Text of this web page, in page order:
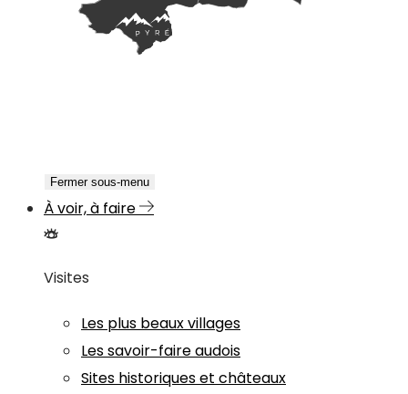
Fermer sous-menu
À voir, à faire
Visites
Les plus beaux villages
Les savoir-faire audois
Sites historiques et châteaux